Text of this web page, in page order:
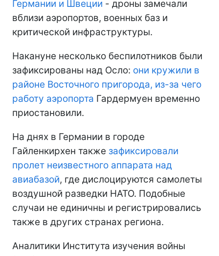
Германии и Швеции - дроны замечали
вблизи аэропортов, военных баз и
критической инфраструктуры.
Накануне несколько беспилотников были
зафиксированы над Осло: они кружили в
районе Восточного пригорода, из-за чего
работу аэропорта Гардермуен временно
приостановили.
На днях в Германии в городе
Гайленкирхен также зафиксировали
пролет неизвестного аппарата над
авиабазой, где дислоцируются самолеты
воздушной разведки НАТО. Подобные
случаи не единичны и регистрировались
также в других странах региона.
Аналитики Института изучения войны